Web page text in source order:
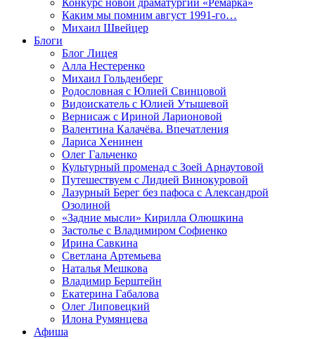
Конкурс новой драматургии «Ремарка»
Каким мы помним август 1991-го…
Михаил Швейцер
Блоги
Блог Лицея
Алла Нестеренко
Михаил Гольденберг
Родословная с Юлией Свинцовой
Видоискатель с Юлией Утышевой
Вернисаж с Ириной Ларионовой
Валентина Калачёва. Впечатления
Лариса Хенинен
Олег Гальченко
Культурный променад с Зоей Арнаутовой
Путешествуем с Лидией Винокуровой
Лазурный Берег без пафоса с Александрой
Озолиной
«Задние мысли» Кирилла Олюшкина
Застолье с Владимиром Софиенко
Ирина Савкина
Светлана Артемьева
Наталья Мешкова
Владимир Берштейн
Екатерина Габалова
Олег Липовецкий
Илона Румянцева
Афиша